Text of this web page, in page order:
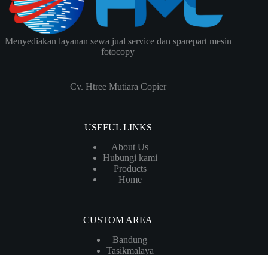
Menyediakan layanan sewa jual service dan sparepart mesin
fotocopy
Cv. Htree Mutiara Copier
USEFUL LINKS
About Us
Hubungi kami
Products
Home
CUSTOM AREA
Bandung
Tasikmalaya